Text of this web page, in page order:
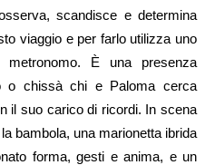
scandisce e determina
viaggio e per farlo utilizza uno
È una presenza
o chissà chi e Paloma cerca
il suo carico di ricordi. In scena
bambola, una marionetta ibrida
forma, gesti e anima, e un